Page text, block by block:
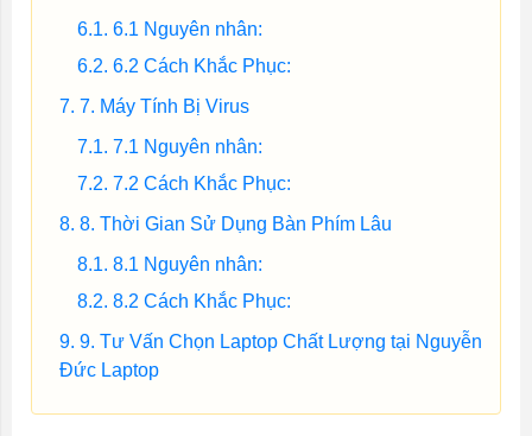
6.1 Nguyên nhân:
6.2 Cách Khắc Phục:
7. Máy Tính Bị Virus
7.1 Nguyên nhân:
7.2 Cách Khắc Phục:
8. Thời Gian Sử Dụng Bàn Phím Lâu
8.1 Nguyên nhân:
8.2 Cách Khắc Phục:
9. Tư Vấn Chọn Laptop Chất Lượng tại Nguyễn
Đức Laptop